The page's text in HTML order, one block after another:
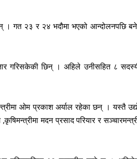
। गत २३ र २४ भदौमा भएको आन्दोलनपछि
गरिसकेकी छिन् । अहिले उनीसहित ८
ओम प्रकाश अर्याल रहेका छन् । यस्तै
मदन प्रसाद परियार र